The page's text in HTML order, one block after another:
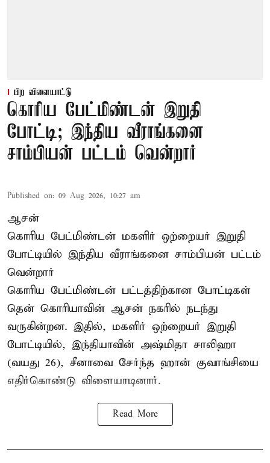
பிற விளையாட்டு
கொரிய பேட்மிண்டன் இறுதி
போட்டி; இந்திய வீராங்கனை
சாம்பியன் பட்டம் வென்றார்
Published on: 09 Aug 2026, 10:27 am
ஆசன்
கொரிய பேட்மிண்டன் மகளிர் ஒற்றையர் இறுதி
போட்டியில் இந்திய வீராங்கனை சாம்பியன் பட்டம்
வென்றார்
கொரிய பேட்மிண்டன் பட்டத்திற்கான போட்டிகள்
தென் கொரியாவின் ஆசன் நகரில் நடந்து
வருகின்றன. இதில், மகளிர் ஒற்றையர் இறுதி
போட்டியில், இந்தியாவின் அஷ்மிதா சாலிஹா
(வயது 26), சீனாவை சேர்ந்த ஹான் குவாங்சியை
எதிர்கொண்டு விளையாடினார்.
Read More